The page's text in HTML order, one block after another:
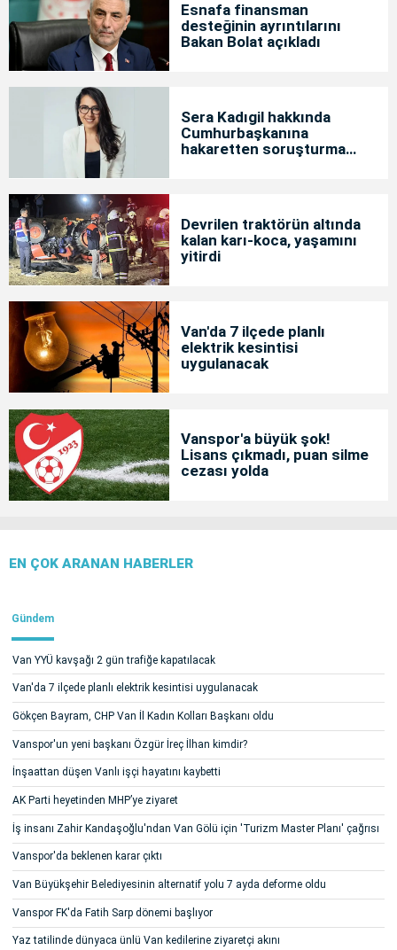
Esnafa finansman
desteğinin ayrıntılarını
Bakan Bolat açıkladı
Sera Kadıgil hakkında
Cumhurbaşkanına
hakaretten soruşturma
Devrilen traktörün altında
kalan karı-koca, yaşamını
yitirdi
Van'da 7 ilçede planlı
elektrik kesintisi
uygulanacak
Vanspor'a büyük şok!
Lisans çıkmadı, puan silme
cezası yolda
EN ÇOK ARANAN HABERLER
Gündem
Van YYÜ kavşağı 2 gün trafiğe kapatılacak
Van'da 7 ilçede planlı elektrik kesintisi uygulanacak
Gökçen Bayram, CHP Van İl Kadın Kolları Başkanı oldu
Vanspor'un yeni başkanı Özgür İreç İlhan kimdir?
İnşaattan düşen Vanlı işçi hayatını kaybetti
AK Parti heyetinden MHP’ye ziyaret
İş insanı Zahir Kandaşoğlu'ndan Van Gölü için 'Turizm Master Planı' çağrısı
Vanspor'da beklenen karar çıktı
Van Büyükşehir Belediyesinin alternatif yolu 7 ayda deforme oldu
Vanspor FK'da Fatih Sarp dönemi başlıyor
Yaz tatilinde dünyaca ünlü Van kedilerine ziyaretçi akını